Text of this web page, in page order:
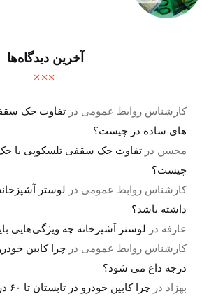
آخرین دیدگاه‌ها
کارشناس روابط عمومی درتفاوت جک
های ساده در چیست؟
محسن درتفاوت جک سقفی تلسکوپی با
چیست؟
کارشناس روابط عمومی در لوستر
داشته باشد؟
عارفه در لوستر آشپزخانه چه ویژگی‌هایی
کارشناس روابط عمومی در
درجه داغ می شود؟
بهزاد درچرا کابین خودرو در تابستان تا ۶۰ درجه داغ می شود؟